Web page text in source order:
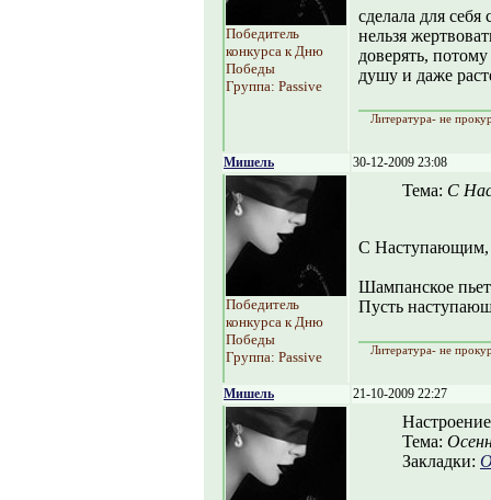
Победитель
конкурса к Дню
Победы
Группа: Passive
сделала для
нельзя
доверять,
душу и даже
Литература- не
Мишель 30-12-2009 23:08
Победитель
конкурса к Дню
Победы
Группа: Passive
Тема: С
С Наступающим,
Шампанское
Пусть
Литература- не
Мишель 21-10-2009 22:27
Тема:
Закладки: